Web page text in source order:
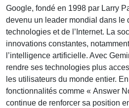
Google, fondé en 1998 par Larry
devenu un leader mondial dans le
technologies et de l’Internet. La
innovations constantes,
l’intelligence artificielle. Avec
rendre ses technologies plus
les utilisateurs du monde entier.
fonctionnalités comme « Answer
continue de renforcer sa position